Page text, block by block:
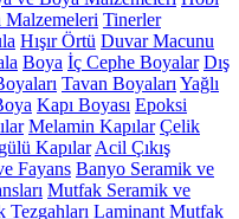
Malzemeleri Tinerler
Hışır Örtü Duvar Macunu
Boya İç Cephe Boyalar Dış
Tavan Boyaları Yağlı
Kapı Boyası Epoksi
Melamin Kapılar Çelik
Kapılar Acil Çıkış
Fayans Banyo Seramik ve
Mutfak Seramik ve
Tezgahları Laminant Mutfak